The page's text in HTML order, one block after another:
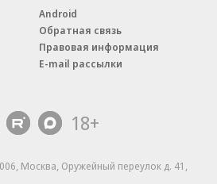
Android
Обратная связь
Правовая информация
E-mail рассылки
18+
Москва, Оружейный переулок д. 41,